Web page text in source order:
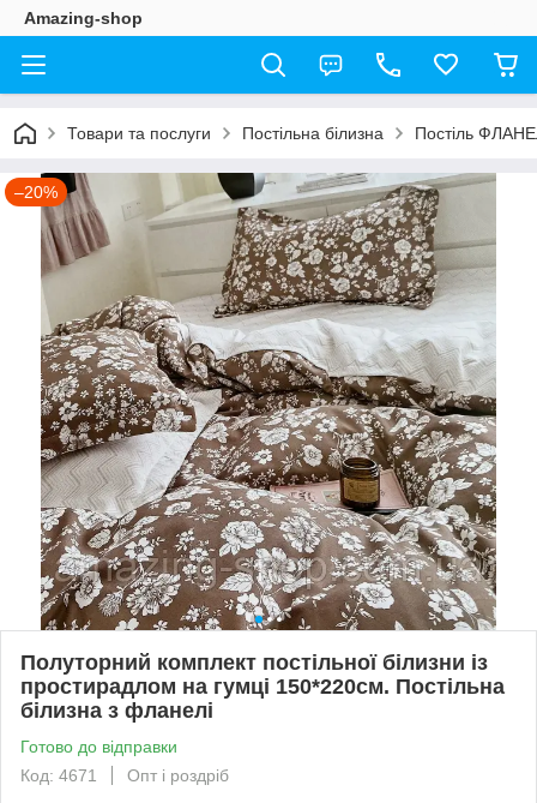
Amazing-shop
Товари та послуги Постільна білизна Постіль
–20%
Полуторний комплект постільної білизни із
простирадлом на гумці 150*220см. Постільна
білизна з фланелі
Готово до відправки
Код: 4671
Опт і роздріб